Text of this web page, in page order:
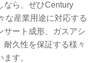
なら、ぜひCentury
な産業用途に対応する
サート成形、ガスアシ
耐久性を保証する様々
す。